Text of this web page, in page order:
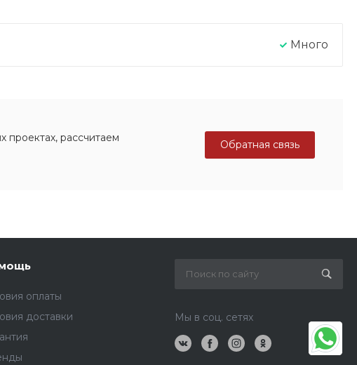
Много
проектах, рассчитаем
Обратная связь
оплаты
доставки
Мы в соц. сетях